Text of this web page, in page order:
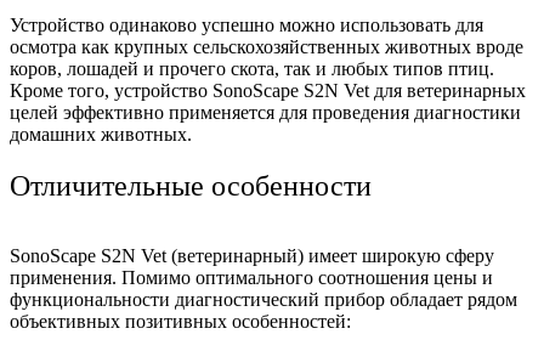
Устройство одинаково успешно можно использовать для
осмотра как крупных сельскохозяйственных животных вроде
коров, лошадей и прочего скота, так и любых типов птиц.
Кроме того, устройство SonoScape S2N Vet для ветеринарных
целей эффективно применяется для проведения диагностики
домашних животных.
Отличительные особенности
SonoScape S2N Vet (ветеринарный) имеет широкую сферу
применения. Помимо оптимального соотношения цены и
функциональности диагностический прибор обладает рядом
объективных позитивных особенностей: